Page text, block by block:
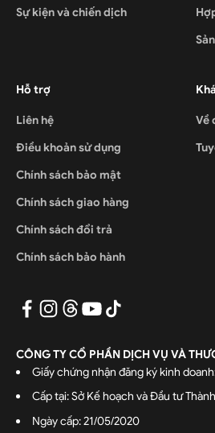
Sự kiện và chiến dịch
Hỗ trợ
Liên hệ
Điều khoản sử dụng
Chính sách bảo mật
Chính sách giao hàng
Chính sách đổi trả
Chính sách bảo hành
Về
CÔNG TY CỔ PHẦN DỊCH VỤ VÀ
Giấy chứng nhận đăng ký kinh
Cấp tại: Sở Kế hoạch và Đầu tư
Ngày cấp: 21/05/2020